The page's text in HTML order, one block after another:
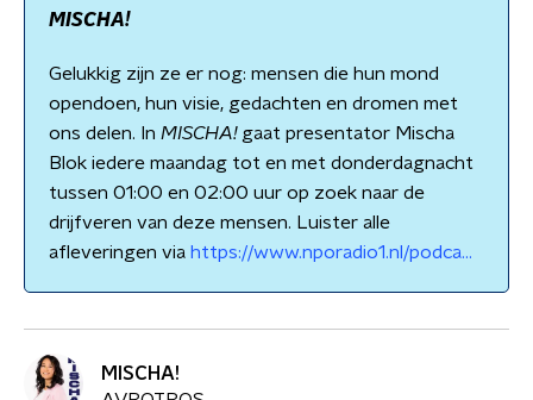
MISCHA!
Gelukkig zijn ze er nog: mensen die hun mond
opendoen, hun visie, gedachten en dromen met
ons delen. In MISCHA!gaat presentator Mischa
Blok iedere maandag tot en met donderdagnacht
tussen 01:00 en 02:00 uur op zoek naar de
drijfveren van deze mensen. Luister alle
afleveringen via https://www.nporadio1.nl/podca...
MISCHA!